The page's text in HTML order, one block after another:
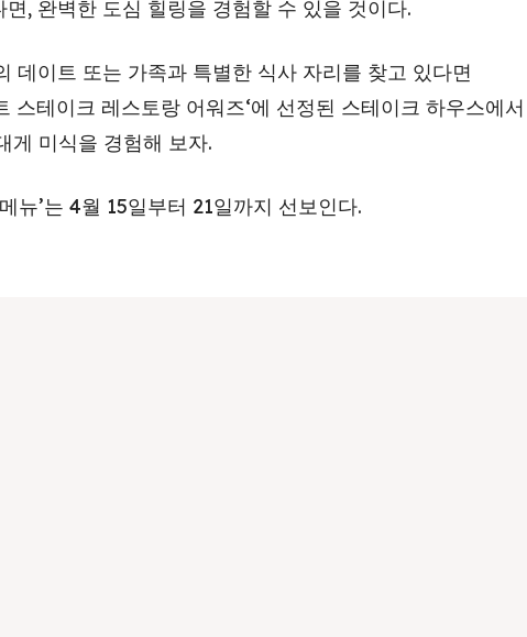
, 완벽한 도심 힐링을 경험할 수 있을 것이다.
데이트 또는 가족과 특별한 식사 자리를 찾고 있다면
스테이크 레스토랑 어워즈‘에 선정된 스테이크 하우스에서
게 미식을 경험해 보자.
뉴’는 4월 15일부터 21일까지 선보인다.